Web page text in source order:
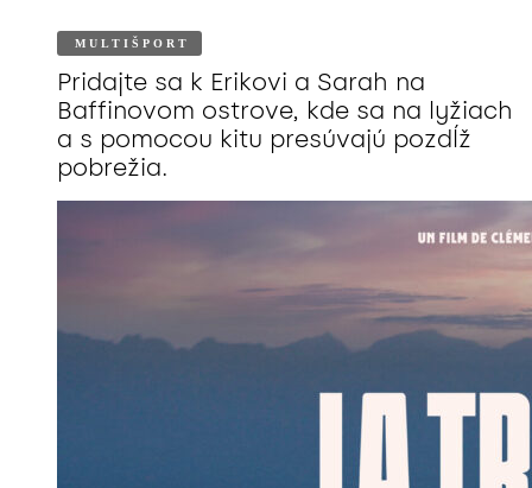
MULTIŠPORT
Pridajte sa k Erikovi a Sarah na
Baffinovom ostrove, kde sa na lyžiach
a s pomocou kitu presúvajú pozdĺž
pobrežia.